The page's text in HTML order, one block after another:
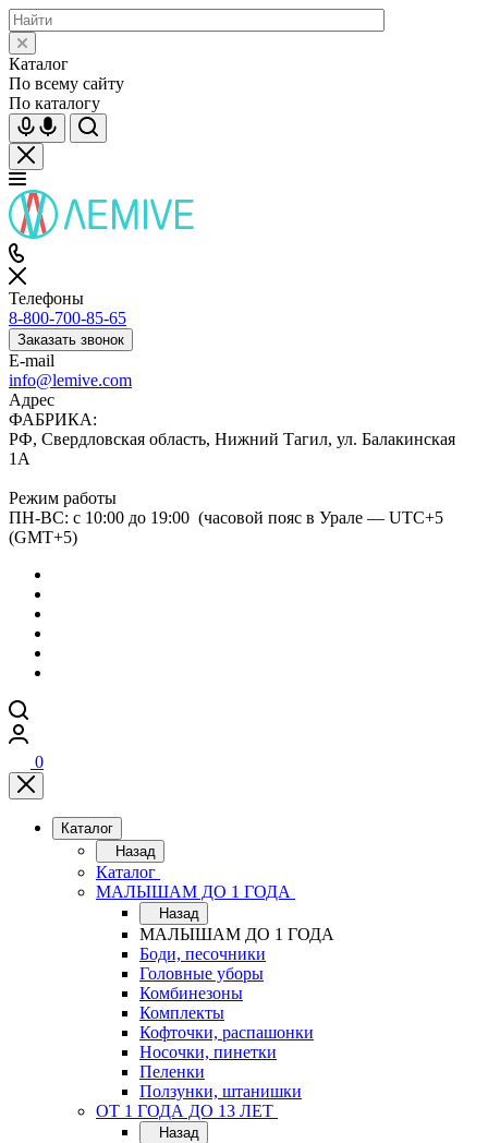
Каталог
По всему сайту
По каталогу
Телефоны
8-800-700-85-65
Заказать звонок
E-mail
info@lemive.com
Адрес
ФАБРИКА:
РФ, Свердловская область, Нижний Тагил, ул. Балакинская
1А
Режим работы
ПН-ВС: с 10:00 до 19:00 (часовой пояс в Урале — UTC+5
(GMT+5)
0
Каталог
Назад
Каталог
МАЛЫШАМ ДО 1 ГОДА
Назад
МАЛЫШАМ ДО 1 ГОДА
Боди, песочники
Головные уборы
Комбинезоны
Комплекты
Кофточки, распашонки
Носочки, пинетки
Пеленки
Ползунки, штанишки
ОТ 1 ГОДА ДО 13 ЛЕТ
Назад